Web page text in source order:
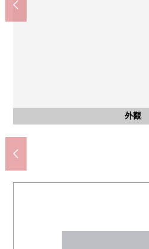
外觀
外觀
外觀
含有前面道路
含有前面道路
AOKI超級市場一色新
名古屋市立助光中
名古屋助光郵局(